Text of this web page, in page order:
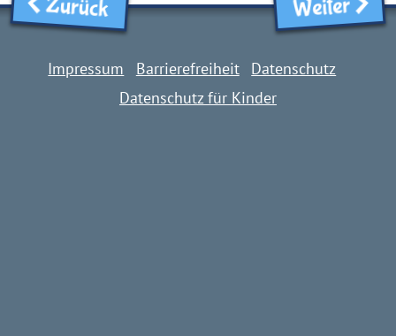
Zurück Weiter
Impressum Barrierefreiheit
Datenschutz
Datenschutz für Kinder